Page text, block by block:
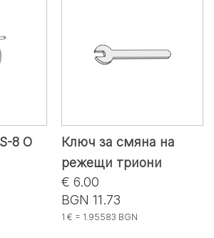
8 O
Ключ за смяна на
режещи триони
€ 6.00
BGN 11.73
1 € = 1.95583 BGN